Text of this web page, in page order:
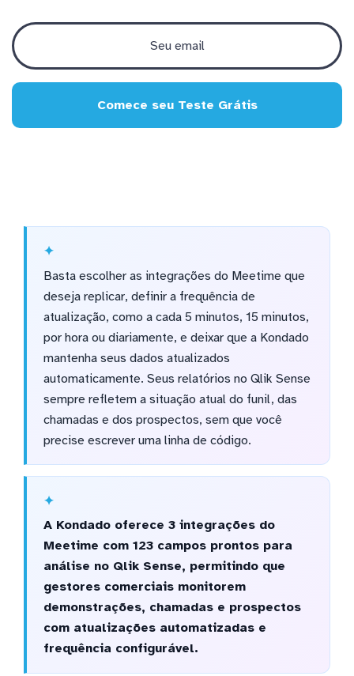
Comece seu Teste Grátis
Basta escolher as integrações do Meetime que
deseja replicar, definir a frequência de
atualização, como a cada 5 minutos, 15 minutos,
por hora ou diariamente, e deixar que a Kondado
mantenha seus dados atualizados
automaticamente. Seus relatórios no Qlik Sense
sempre refletem a situação atual do funil, das
chamadas e dos prospectos, sem que você
precise escrever uma linha de código.
A Kondado oferece 3 integrações do
Meetime com 123 campos prontos para
análise no Qlik Sense, permitindo que
gestores comerciais monitorem
demonstrações, chamadas e prospectos
com atualizações automatizadas e
frequência configurável.